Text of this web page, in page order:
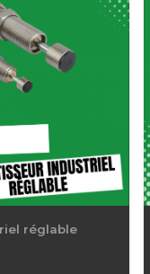
réglable